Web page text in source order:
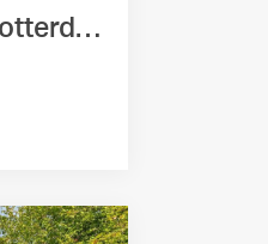
Goudsesingel 17 D, Rotterdam